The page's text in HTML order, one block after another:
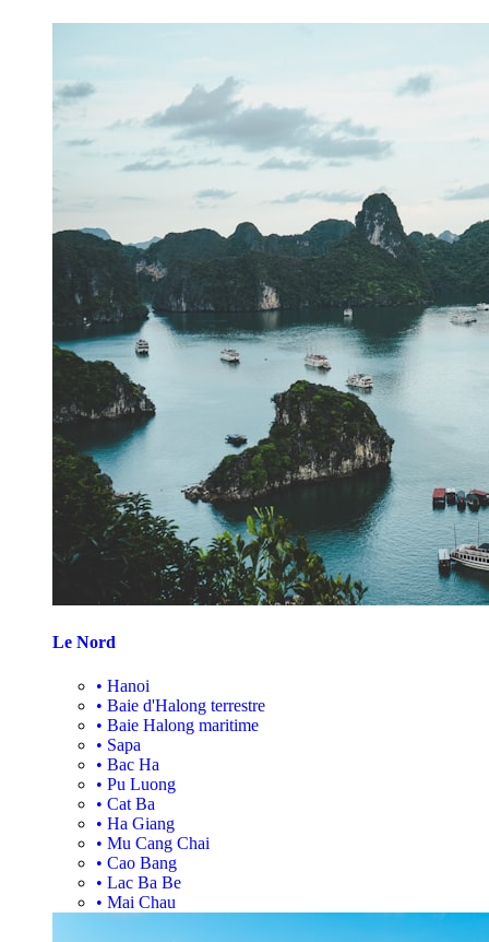
Le Nord
• Hanoi
• Baie d'Halong terrestre
• Baie Halong maritime
• Sapa
• Bac Ha
• Pu Luong
• Cat Ba
• Ha Giang
• Mu Cang Chai
• Cao Bang
• Lac Ba Be
• Mai Chau